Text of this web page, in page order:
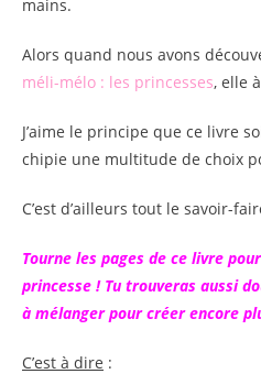
mains.
Alors quand nous avons
méli-mélo : les princesses, elle
J’aime le principe que ce livre
chipie une multitude de choix
C’est d’ailleurs tout le savoir-
Tourne les pages de ce livre
princesse ! Tu trouveras aussi
à mélanger pour créer encore
C’est à dire :